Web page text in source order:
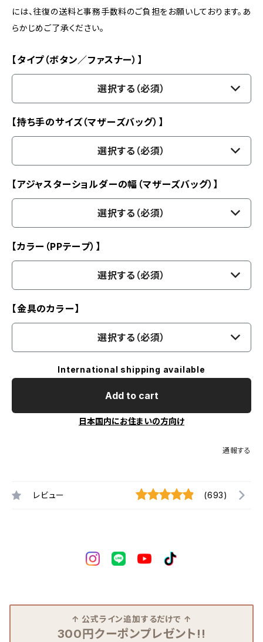
には、往復の送料と事務手数料のご負担をお願いしております。あ
らかじめご了承ください。
【タイプ（ボタン／ファスナー）】
選択する（必須）
【持ち手のサイズ（マザーズバッグ）】
選択する（必須）
【アジャスターショルダーの幅（マザーズバッグ）】
選択する（必須）
【カラー（PPテープ）】
選択する（必須）
【金具のカラー】
選択する（必須）
International shipping available
Add to cart
日本国内にお住まいの方向け
通報する
レビュー (693)
↑ 公式ライン追加するだけで ↑
300円クーポンプレゼント!!